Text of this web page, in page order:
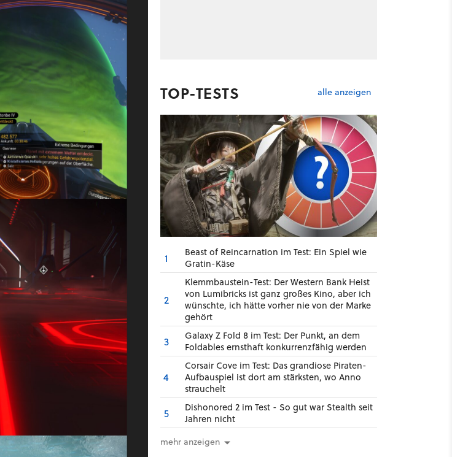
TOP-TESTS alle anzeigen
1
Beast of Reincarnation im Test: Ein Spiel wie
Gratin-Käse
2
Klemmbaustein-Test: Der Western Bank Heist
von Lumibricks ist ganz großes Kino, aber ich
wünschte, ich hätte vorher nie von der Marke
gehört
3
Galaxy Z Fold 8 im Test: Der Punkt, an dem
Foldables ernsthaft konkurrenzfähig werden
4
Corsair Cove im Test: Das grandiose Piraten-
Aufbauspiel ist dort am stärksten, wo Anno
strauchelt
5
Dishonored 2 im Test - So gut war Stealth seit
Jahren nicht
mehr anzeigen